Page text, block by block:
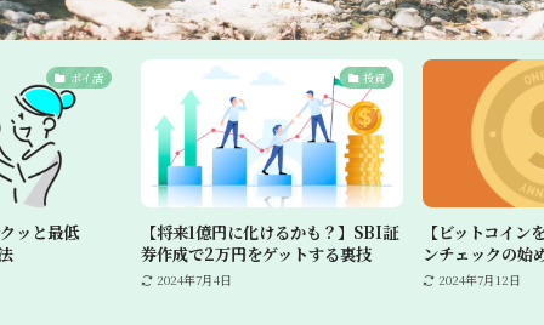
ポイ活
ッと最低
投資
【将来1億円に化けるかも？】SBI証
券作成で2万円をゲットする裏技
2024年7月4日
【ビットコイン
ンチェックの始
2024年7月12日